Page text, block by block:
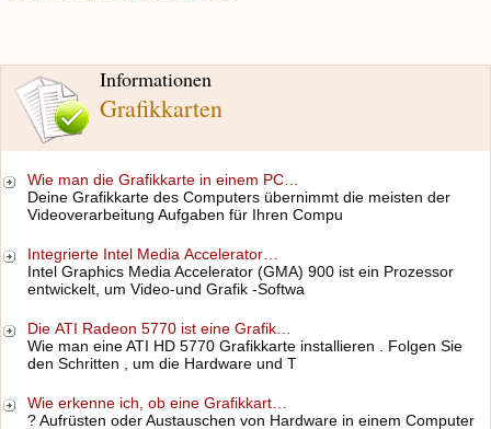
Informationen
Grafikkarten
Wie man die Grafikkarte in einem PC…
Deine Grafikkarte des Computers übernimmt die meisten der
Videoverarbeitung Aufgaben für Ihren Compu
Integrierte Intel Media Accelerator…
Intel Graphics Media Accelerator (GMA) 900 ist ein Prozessor
entwickelt, um Video-und Grafik -Softwa
Die ATI Radeon 5770 ist eine Grafik…
Wie man eine ATI HD 5770 Grafikkarte installieren . Folgen Sie
den Schritten , um die Hardware und T
Wie erkenne ich, ob eine Grafikkart…
? Aufrüsten oder Austauschen von Hardware in einem Computer